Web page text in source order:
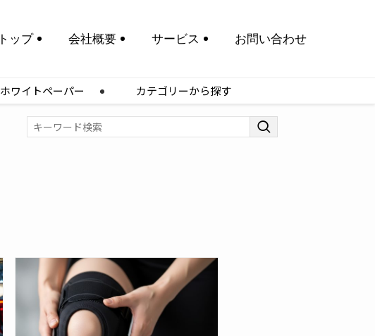
トップ 会社概要 サービス お問い合わせ
ホワイトペーパー カテゴリーから探す